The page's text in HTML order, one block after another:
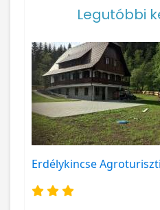
Legutóbbi
Erdélykincse